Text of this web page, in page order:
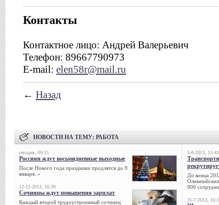
Контакты
Контактное лицо: Андрей Валерьевич
Телефон: 89667790973
E-mail: elen58r@mail.ru
← Назад
НОВОСТИ НА ТЕМУ: РАБОТА
сегодня, 09:15
Россиян ждут восьмидневные выходные
После Нового года праздники продлятся до 9
января..»
12-12-2013, 16:39
Сочинцы ждут повышения зарплат
Каждый второй трудоустроенный сочинец
5-8-2013, 15:43
До конца
900
31-7-2013,